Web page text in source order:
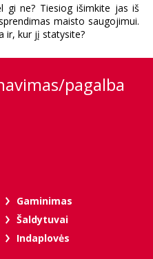
gi ne? Tiesiog išimkite jas iš
maisto saugojimui.
ir, kur jį statysite?
pagalba
Gaminimas
Šaldytuvai
Indaplovės